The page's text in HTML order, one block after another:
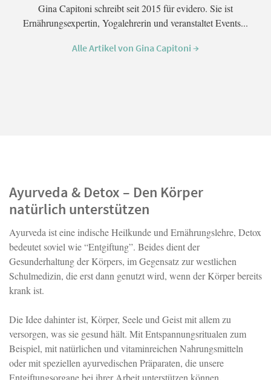
Gina Capitoni schreibt seit 2015 für evidero. Sie ist
Ernährungsexpertin, Yogalehrerin und veranstaltet Events...
Alle Artikel von Gina Capitoni →
Ayurveda & Detox – Den Körper
natürlich unterstützen
Ayurveda ist eine indische Heilkunde und Ernährungslehre, Detox
bedeutet soviel wie “Entgiftung”. Beides dient der
Gesunderhaltung der Körpers, im Gegensatz zur westlichen
Schulmedizin, die erst dann genutzt wird, wenn der Körper bereits
krank ist.
Die Idee dahinter ist, Körper, Seele und Geist mit allem zu
versorgen, was sie gesund hält. Mit Entspannungsritualen zum
Beispiel, mit natürlichen und vitaminreichen Nahrungsmitteln
oder mit speziellen ayurvedischen Präparaten, die unsere